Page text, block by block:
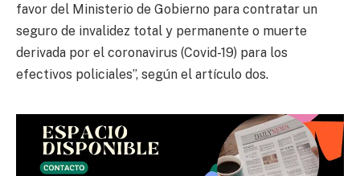
favor del Ministerio de Gobierno para contratar un
seguro de invalidez total y permanente o muerte
derivada por el coronavirus (Covid-19) para los
efectivos policiales”, según el artículo dos.